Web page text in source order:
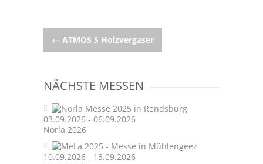
Post
← ATMOS S Holzvergaser
NÄCHSTE MESSEN
03.09.2026 - 06.09.2026
Norla 2026
10.09.2026 - 13.09.2026